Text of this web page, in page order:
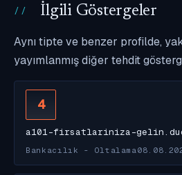
İlgili Göstergeler
Aynı tipte ve benzer profilde,
yayımlanmış diğer tehdit
4
a101-firsatlariniza-
Bankacılık - Oltalama